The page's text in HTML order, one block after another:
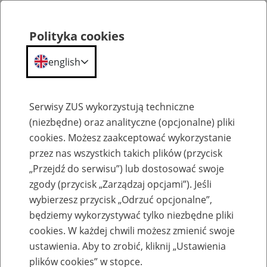
Komunikaty
Komunikat Prezesa Zakładu Ubezpieczeń
Społecznych z dnia 19 listopada 2013 r. w
Polityka cookies
english
Serwisy ZUS wykorzystują techniczne
(niezbędne) oraz analityczne (opcjonalne) pliki
cookies. Możesz zaakceptować wykorzystanie
przez nas wszystkich takich plików (przycisk
„Przejdź do serwisu”) lub dostosować swoje
zgody (przycisk „Zarządzaj opcjami”). Jeśli
wybierzesz przycisk „Odrzuć opcjonalne”,
będziemy wykorzystywać tylko niezbędne pliki
cookies. W każdej chwili możesz zmienić swoje
ustawienia. Aby to zrobić, kliknij „Ustawienia
plików cookies” w stopce.